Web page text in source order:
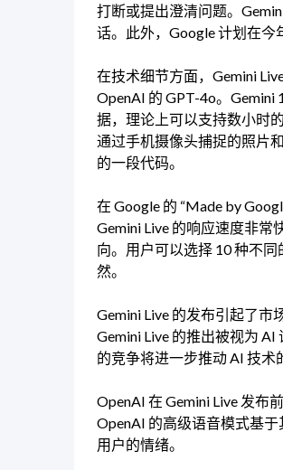
打断或提出澄清问题。
话。此外，Google 计划在今
在技术细节方面，Gemini
OpenAI 的 GPT-4o。
据，理论上可以支持数小时
通过手机摄像头捕捉的照片
的一段代码。
在 Google 的 “Made by
Gemini Live 的响应速度非
向。用户可以选择 10 种不
然。
Gemini Live 的发布引起了市
Gemini Live 的推出被视为
的竞争将进一步推动 AI 技术
OpenAI 在 Gemini Live 发布
OpenAI 的高级语音模式基
用户的情绪。